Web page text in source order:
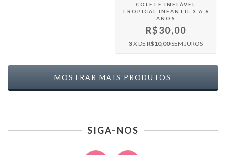
COLETE INFLÁVEL
TROPICAL INFANTIL 3 A 6
ANOS
R$30,00
3X DE R$10,00SEM JUROS
MOSTRAR MAIS PRODUTOS
SIGA-NOS